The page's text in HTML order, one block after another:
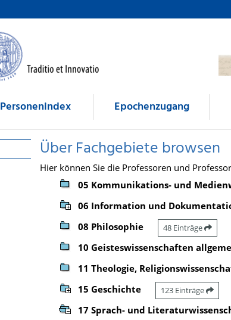
Personenindex Epochenzugang
Über Fachgebiete browsen
Hier können Sie die Professoren und
05 Kommunikations- und
06 Information und
08 Philosophie 48 Einträge
10 Geisteswissenschaften
11 Theologie,
15 Geschichte 123 Einträge
17 Sprach- und